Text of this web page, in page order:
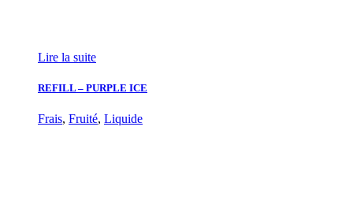
Lire la suite
REFILL – PURPLE ICE
Frais, Fruité, Liquide